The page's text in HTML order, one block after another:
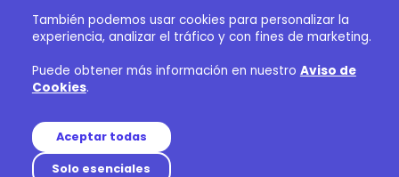
También podemos usar cookies para personalizar la
experiencia, analizar el tráfico y con fines de marketing.
Puede obtener más información en nuestro Aviso de
Cookies.
Aceptar todas
Solo esenciales